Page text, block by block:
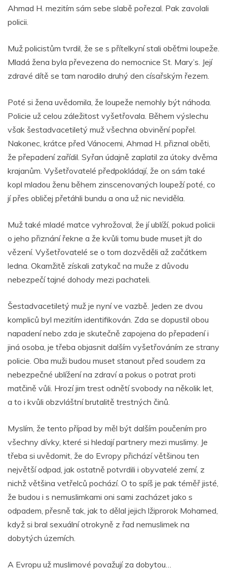
Ahmad H. mezitím sám sebe slabě pořezal. Pak zavolali
policii.
Muž policistům tvrdil, že se s přítelkyní stali oběťmi loupeže.
Mladá žena byla převezena do nemocnice St. Mary’s. Její
zdravé dítě se tam narodilo druhý den císařským řezem.
Poté si žena uvědomila, že loupeže nemohly být náhoda.
Policie už celou záležitost vyšetřovala. Během výslechu
však šestadvacetiletý muž všechna obvinění popřel.
Nakonec, krátce před Vánocemi, Ahmad H. přiznal oběti,
že přepadení zařídil. Syřan údajně zaplatil za útoky dvěma
krajanům. Vyšetřovatelé předpokládají, že on sám také
kopl mladou ženu během zinscenovaných loupeží poté, co
jí přes obličej přetáhli bundu a ona už nic neviděla.
Muž také mladé matce vyhrožoval, že jí ublíží, pokud policii
o jeho přiznání řekne a že kvůli tomu bude muset jít do
vězení. Vyšetřovatelé se o tom dozvěděli až začátkem
ledna. Okamžitě získali zatykač na muže z důvodu
nebezpečí tajné dohody mezi pachateli.
Šestadvacetiletý muž je nyní ve vazbě. Jeden ze dvou
kompliců byl mezitím identifikován. Zda se dopustil obou
napadení nebo zda je skutečně zapojena do přepadení i
jiná osoba, je třeba objasnit dalším vyšetřováním ze strany
policie. Oba muži budou muset stanout před soudem za
nebezpečné ublížení na zdraví a pokus o potrat proti
matčině vůli. Hrozí jim trest odnětí svobody na několik let,
a to i kvůli obzvláštní brutalitě trestných činů.
Myslím, že tento případ by měl být dalším poučením pro
všechny dívky, které si hledají partnery mezi muslimy. Je
třeba si uvědomit, že do Evropy přichází většinou ten
největší odpad, jak ostatně potvrdili i obyvatelé zemí, z
nichž většina vetřelců pochází. O to spíš je pak téměř jisté,
že budou i s nemuslimkami oni sami zacházet jako s
odpadem, přesně tak, jak to dělal jejich lžiprorok Mohamed,
když si bral sexuální otrokyně z řad nemuslimek na
dobytých územích.
A Evropu už muslimové považují za dobytou…